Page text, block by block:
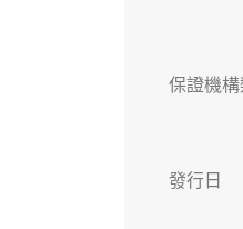
保證機
發行日